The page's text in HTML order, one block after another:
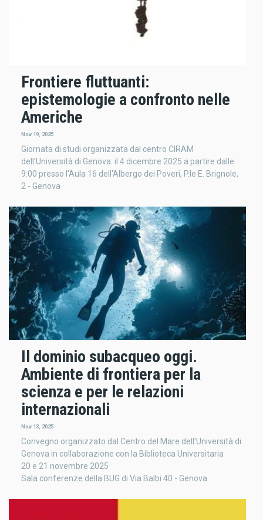
Frontiere fluttuanti:
epistemologie a confronto nelle
Americhe
Nov 19, 2025
Giornata di studi organizzata dal centro CIRAM
dell'Università di Genova: il 4 dicembre 2025 a partire dalle
9:00 presso l'Aula 16 dell'Albergo dei Poveri, P.le E. Brignole,
2 - Genova
Il dominio subacqueo oggi.
Ambiente di frontiera per la
scienza e per le relazioni
internazionali
Nov 13, 2025
Convegno organizzato dal Centro del Mare dell'Università di
Genova in collaborazione con la Biblioteca Universitaria
20 e 21 novembre 2025
Sala conferenze della BUG di Via Balbi 40 - Genova